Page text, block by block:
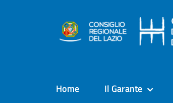
Home Il Garante